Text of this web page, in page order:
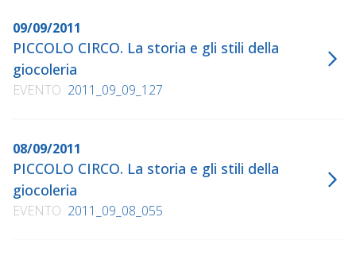
09/09/2011
PICCOLO CIRCO. La storia e gli stili della
giocoleria
EVENTO 2011_09_09_127
08/09/2011
PICCOLO CIRCO. La storia e gli stili della
giocoleria
EVENTO 2011_09_08_055